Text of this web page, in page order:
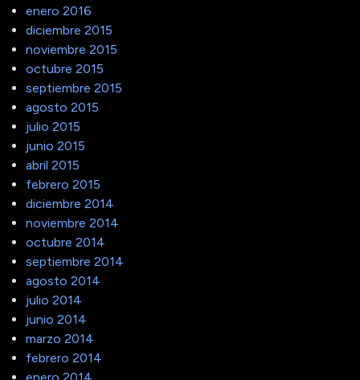
enero 2016
diciembre 2015
noviembre 2015
octubre 2015
septiembre 2015
agosto 2015
julio 2015
junio 2015
abril 2015
febrero 2015
diciembre 2014
noviembre 2014
octubre 2014
septiembre 2014
agosto 2014
julio 2014
junio 2014
marzo 2014
febrero 2014